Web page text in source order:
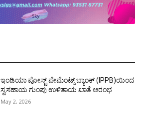
ಇಂಡಿಯಾ ಪೋಸ್ಟ್ ಪೇಮೆಂಟ್ಸ್ ಬ್ಯಾಂಕ್ (IPPB)ಯಿಂದ
ಸ್ವಸಹಾಯ ಗುಂಪು ಉಳಿತಾಯ ಖಾತೆ ಆರಂಭ
May 2, 2026